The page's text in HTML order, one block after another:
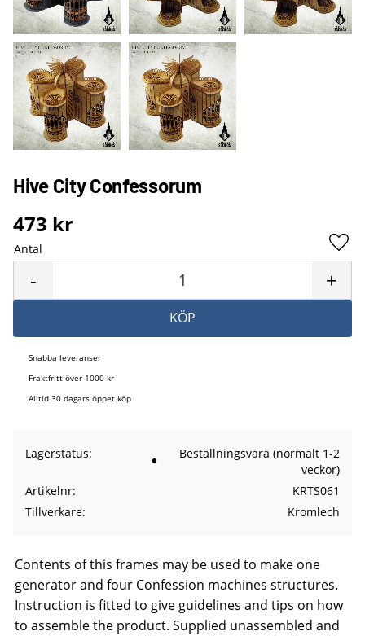
Hive City Confessorum
473 kr
Antal
+
-
KÖP
Snabba leveranser
Fraktfritt över 1000 kr
Alltid 30 dagars öppet köp
Lagerstatus
Beställningsvara (normalt 1-2
veckor)
Artikelnr
KRTS061
Tillverkare
Kromlech
Contents of this frames may be used to make one
generator and four Confession machines structures.
Instruction is fitted to give guidelines and tips on how
to assemble the product. Supplied unassembled and